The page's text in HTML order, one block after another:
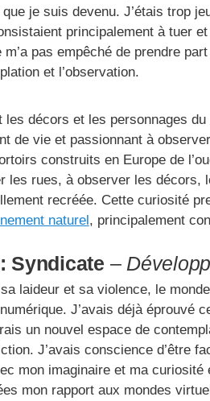
je suis devenu. J’étais trop
principalement à tuer
m’a pas empêché de prendre
et l’observation.
les décors et les personnages
de vie et passionnant à
construits en Europe de
les rues, à observer les décors,
recréée. Cette curiosité
naturel, principalement
Syndicate –
laideur et sa violence, le
J’avais déjà éprouvé
un nouvel espace de
J’avais conscience d’être
mon imaginaire et ma
mon rapport aux mondes